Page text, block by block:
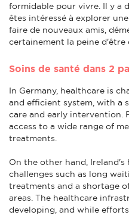
formidable pour vivre. Il y a
êtes intéressé à explorer
faire de nouveaux amis,
certainement la peine d'être
Soins de santé dans 2
In Germany, healthcare is
and efficient system, with a
care and early intervention.
access to a wide range of
treatments.
On the other hand, Ireland's
challenges such as long
treatments and a shortage
areas. The healthcare
developing, and while